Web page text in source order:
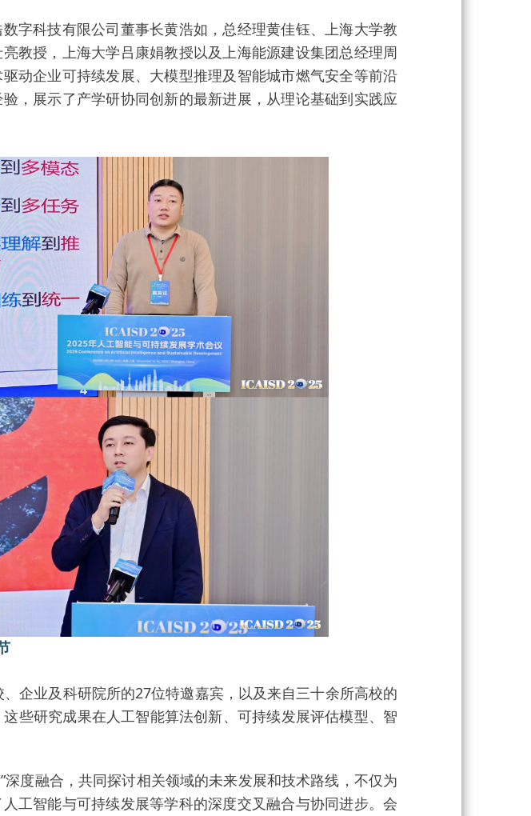
科技有限公司董事长黄浩如，总经理黄佳钰、上海大学教
教授，上海大学吕康娟教授以及上海能源建设集团总经理周
动企业可持续发展、大模型推理及智能城市燃气安全等前沿
，展示了产学研协同创新的最新进展，从理论基础到实践应
业及科研院所的27位特邀嘉宾，以及来自三十余所高校的
些研究成果在人工智能算法创新、可持续发展评估模型、智
度融合，共同探讨相关领域的未来发展和技术路线，不仅为
工智能与可持续发展等学科的深度交叉融合与协同进步。会